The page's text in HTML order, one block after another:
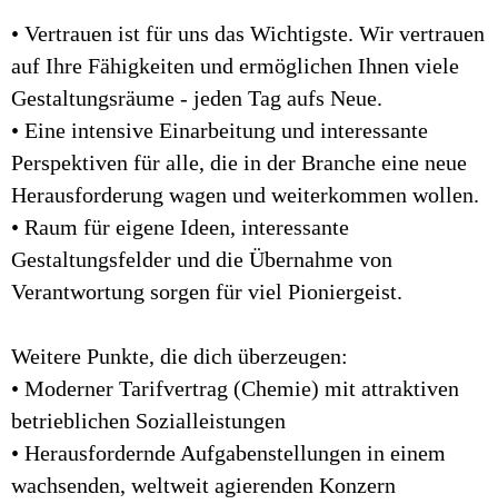
• Vertrauen ist für uns das Wichtigste. Wir vertrauen
auf Ihre Fähigkeiten und ermöglichen Ihnen viele
Gestaltungsräume - jeden Tag aufs Neue.
• Eine intensive Einarbeitung und interessante
Perspektiven für alle, die in der Branche eine neue
Herausforderung wagen und weiterkommen wollen.
• Raum für eigene Ideen, interessante
Gestaltungsfelder und die Übernahme von
Verantwortung sorgen für viel Pioniergeist.
Weitere Punkte, die dich überzeugen:
• Moderner Tarifvertrag (Chemie) mit attraktiven
betrieblichen Sozialleistungen
• Herausfordernde Aufgabenstellungen in einem
wachsenden, weltweit agierenden Konzern